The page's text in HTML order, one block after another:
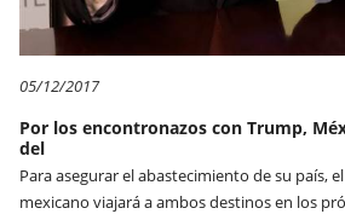
05/12/2017
Por los encontronazos con Trump,
del
Para asegurar el abastecimiento de su país,
mexicano viajará a ambos destinos en los